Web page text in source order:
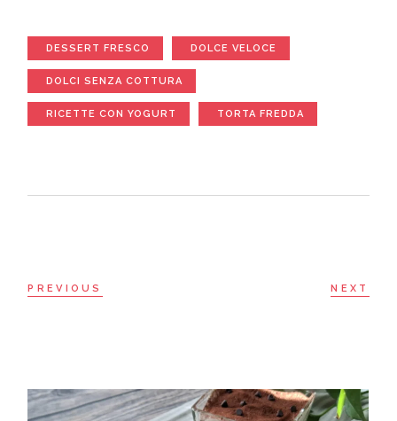
DESSERT FRESCO DOLCE VELOCE
DOLCI SENZA COTTURA
RICETTE CON YOGURT TORTA FREDDA
PREVIOUS NEXT